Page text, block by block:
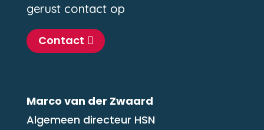
gerust contact op
Contact
Marco van der Zwaard
Algemeen directeur HSN